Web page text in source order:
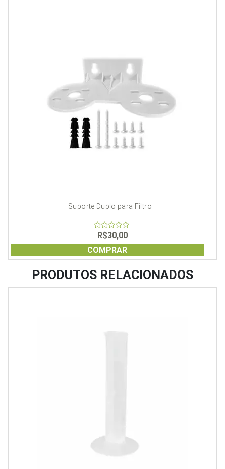
Suporte Duplo para Filtro
of
5
R$30,00
COMPRAR
PRODUTOS RELACIONADOS